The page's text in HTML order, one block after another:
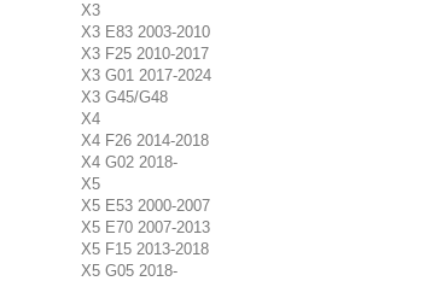
X3
X3 E83 2003-2010
X3 F25 2010-2017
X3 G01 2017-2024
X3 G45/G48
X4
X4 F26 2014-2018
X4 G02 2018-
X5
X5 E53 2000-2007
X5 E70 2007-2013
X5 F15 2013-2018
X5 G05 2018-